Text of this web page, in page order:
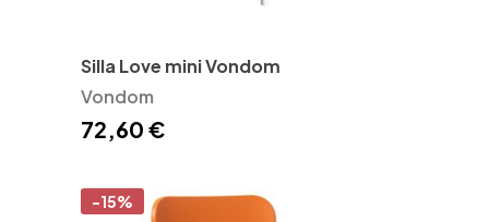
Silla Love mini Vondom
Vondom
72,60 €
-15%